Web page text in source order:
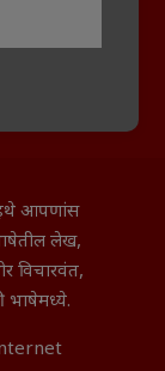
इथे आपणांस
लेख,
विचारवंत,
भाषेमध्ये.